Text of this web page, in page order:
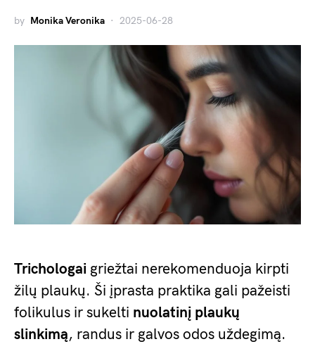
by Monika Veronika 2025-06-28
Trichologai griežtai nerekomenduoja kirpti
žilų plaukų. Ši įprasta praktika gali pažeisti
folikulus ir sukelti nuolatinį plaukų
slinkimą, randus ir galvos odos uždegimą.